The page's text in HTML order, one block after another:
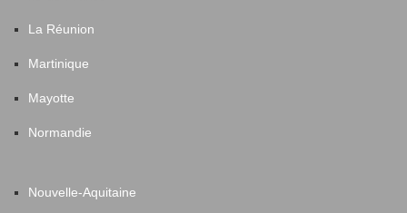
La Réunion
Martinique
Mayotte
Normandie
Nouvelle-Aquitaine